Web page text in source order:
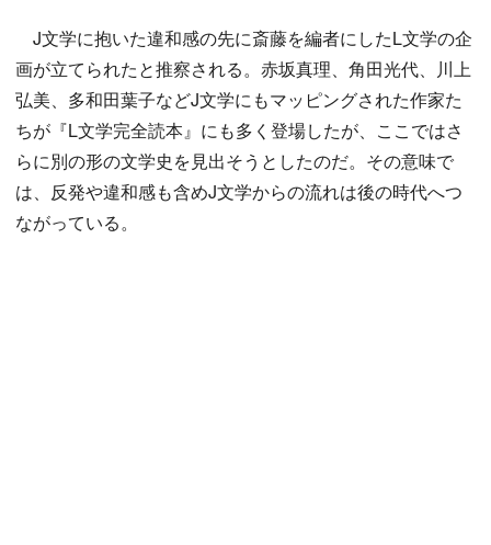
J文学に抱いた違和感の先に斎藤を編者にしたL文学の企
画が立てられたと推察される。赤坂真理、角田光代、川上
弘美、多和田葉子などJ文学にもマッピングされた作家た
ちが『L文学完全読本』にも多く登場したが、ここではさ
らに別の形の文学史を見出そうとしたのだ。その意味で
は、反発や違和感も含めJ文学からの流れは後の時代へつ
ながっている。